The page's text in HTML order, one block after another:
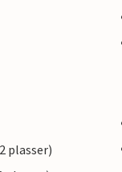
plasser)